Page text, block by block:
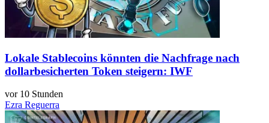
Lokale Stablecoins könnten die Nachfrage nach
dollarbesicherten Token steigern: IWF
vor 10 Stunden
Ezra Reguerra